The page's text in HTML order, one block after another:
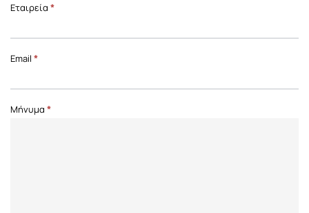
Επικοινωνία
Page
Εταιρεία *
Email *
Μήνυμα *